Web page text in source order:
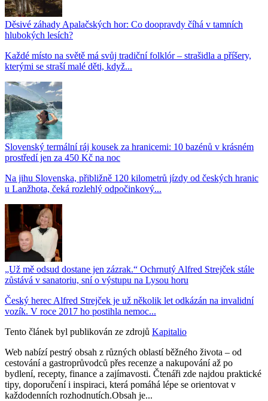
Děsivé záhady Apalačských hor: Co doopravdy číhá v tamních
hlubokých lesích?
Každé místo na světě má svůj tradiční folklór – strašidla a příšery,
kterými se straší malé děti, když...
Slovenský termální ráj kousek za hranicemi: 10 bazénů v krásném
prostředí jen za 450 Kč na noc
Na jihu Slovenska, přibližně 120 kilometrů jízdy od českých hranic
u Lanžhota, čeká rozlehlý odpočinkový...
„Už mě odsud dostane jen zázrak.“ Ochrnutý Alfred Strejček stále
zůstává v sanatoriu, sní o výstupu na Lysou horu
Český herec Alfred Strejček je už několik let odkázán na invalidní
vozík. V roce 2017 ho postihla nemoc...
Tento článek byl publikován ze zdrojů Kapitalio
Web nabízí pestrý obsah z různých oblastí běžného života – od
cestování a gastroprůvodců přes recenze a nakupování až po
bydlení, recepty, finance a zajímavosti. Čtenáři zde najdou praktické
tipy, doporučení i inspiraci, která pomáhá lépe se orientovat v
každodenních rozhodnutích.Obsah je...